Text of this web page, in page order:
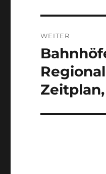
WEITER
Nächster
Beitrag: